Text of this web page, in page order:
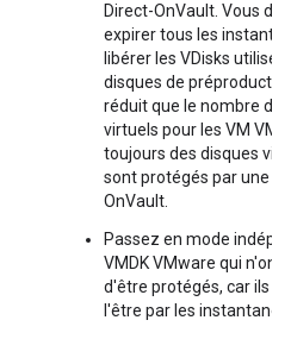
Direct-OnVault. Vous
expirer tous les
libérer les VDisks utilisés
disques de
réduit que le nombre de
virtuels pour les VM
toujours des disques
sont protégés par une
OnVault.
Passez en mode
VMDK VMware qui n'ont
d'être protégés, car ils
l'être par les